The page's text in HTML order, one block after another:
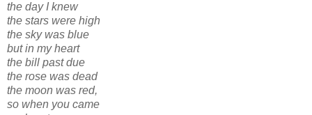
the day I knew
the stars were high
the sky was blue
but in my heart
the bill past due
the rose was dead
the moon was red,
so when you came